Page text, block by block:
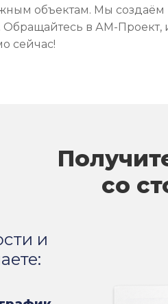
объектам. Мы создаём
Обращайтесь в АМ-
сейчас!
со
и